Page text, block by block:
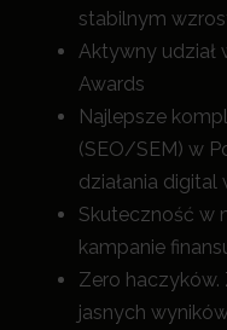
stabilnym
Aktywny udział
Awards
Najlepsze
(SEO/SEM) w
działania digital
Skuteczność w
kampanie
Zero haczyków.
jasnych